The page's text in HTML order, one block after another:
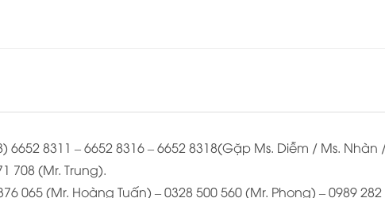
8311 – 6652 8316 – 6652 8318(Gặp Ms. Diễm / Ms. Nhàn
708 (Mr. Trung).
065 (Mr. Hoàng Tuấn) – 0328 500 560 (Mr. Phong) – 0989